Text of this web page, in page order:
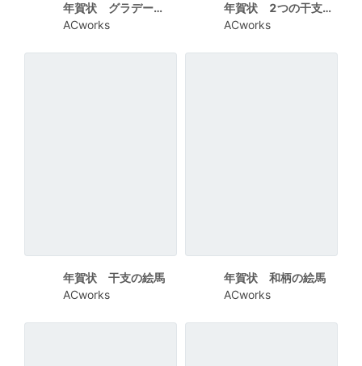
年賀状 グラデーションがワンポイントの干支
ACworks
年賀状 2つの干支の土鈴
ACworks
年賀状 干支の絵馬
ACworks
年賀状 和柄の絵馬
ACworks